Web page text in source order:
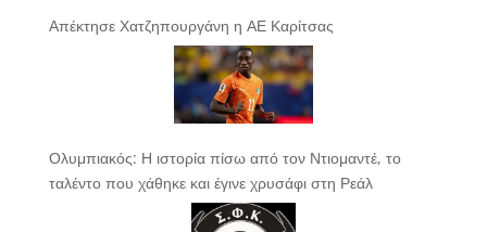
Απέκτησε Χατζηπουργάνη η ΑΕ Καρίτσας
Ολυμπιακός: Η ιστορία πίσω από τον Ντιομαντέ, το
ταλέντο που χάθηκε και έγινε χρυσάφι στη Ρεάλ